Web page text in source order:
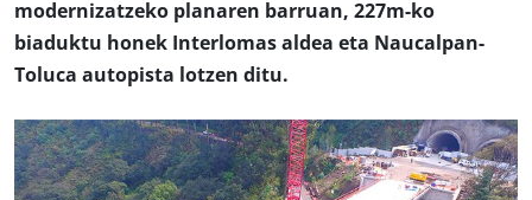
modernizatzeko planaren barruan, 227m-ko
biaduktu honek Interlomas aldea eta Naucalpan-
Toluca autopista lotzen ditu.